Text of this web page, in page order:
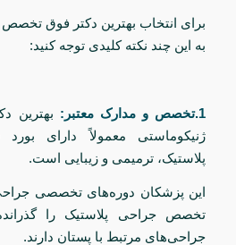
برای انتخاب بهترین دکتر فوق
به این چند نکته کلیدی توجه کنید:
1.تخصص و مدارک معتبر:
بهترین
ژنیکوماستی معمولاً دارای
پلاستیک، ترمیمی و زیبایی است.
این پزشکان دوره‌های تخصصی
تخصص جراحی پلاستیک را
جراحی‌های مرتبط با پستان دارند.